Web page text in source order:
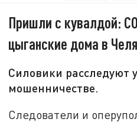
Пришли с кувалдой:
цыганские дома в
Силовики расследуют
мошенничестве.
Следователи и